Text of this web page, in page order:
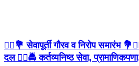
👮‍♂️💐 सेवापूर्ती गौरव व निरोप समारंभ
दल 👮‍♂️🚔 कर्तव्यनिष्ठ सेवा,